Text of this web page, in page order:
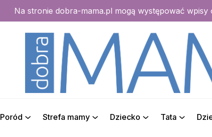
Na stronie dobra-mama.pl mogą występować
Poród Strefa mamy Dziecko Tata